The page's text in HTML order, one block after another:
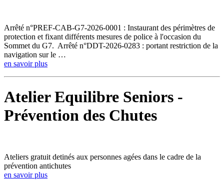
Arrêté n°PREF-CAB-G7-2026-0001 : Instaurant des périmètres de
protection et fixant différents mesures de police à l'occasion du
Sommet du G7. Arrêté n°DDT-2026-0283 : portant restriction de la
navigation sur le …
en savoir plus
Atelier Equilibre Seniors -
Prévention des Chutes
Ateliers gratuit detinés aux personnes agées dans le cadre de la
prévention antichutes
en savoir plus